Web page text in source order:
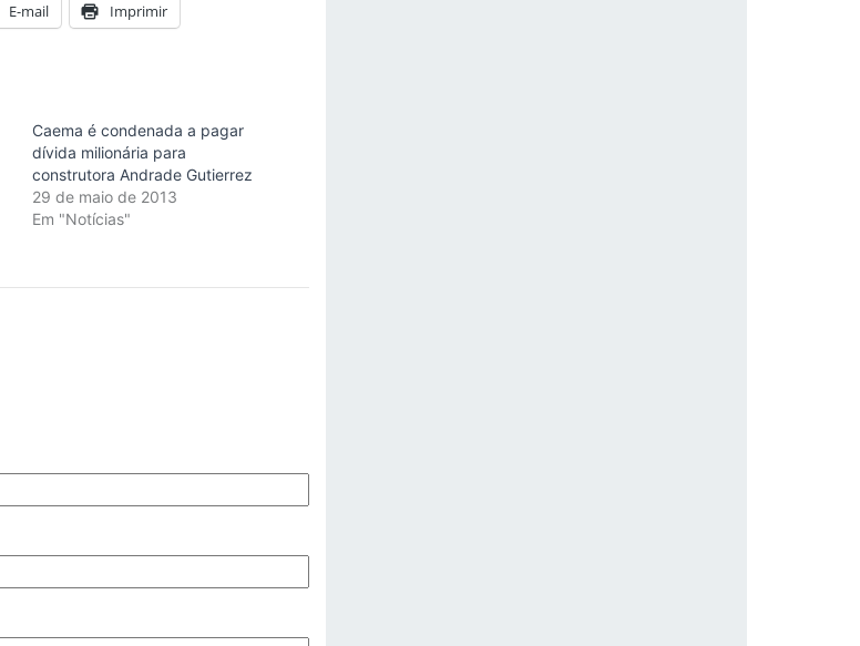
E-mail Imprimir
Caema é condenada a pagar
dívida milionária para
construtora Andrade Gutierrez
29 de maio de 2013
Em "Notícias"